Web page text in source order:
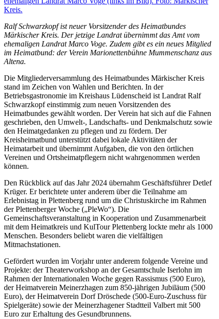
Ralf Schwarzkopf ist neuer Vorsitzender des Heimatbundes
Märkischer Kreis. Der jetzige Landrat übernimmt das Amt vom
ehemaligen Landrat Marco Voge. Zudem gibt es ein neues Mitglied
im Heimatbund: der Verein Marionettenbühne Mummenschanz aus
Altena.
Die Mitgliederversammlung des Heimatbundes Märkischer Kreis
stand im Zeichen von Wahlen und Berichten. In der
Betriebsgastronomie im Kreishaus Lüdenscheid ist Landrat Ralf
Schwarzkopf einstimmig zum neuen Vorsitzenden des
Heimatbundes gewählt worden. Der Verein hat sich auf die Fahnen
geschrieben, den Umwelt-, Landschafts- und Denkmalschutz sowie
den Heimatgedanken zu pflegen und zu fördern. Der
Kreisheimatbund unterstützt dabei lokale Aktivitäten der
Heimatarbeit und übernimmt Aufgaben, die von den örtlichen
Vereinen und Ortsheimatpflegern nicht wahrgenommen werden
können.
Den Rückblick auf das Jahr 2024 übernahm Geschäftsführer Detlef
Krüger. Er berichtete unter anderem über die Teilnahme am
Erlebnistag in Plettenberg rund um die Christuskirche im Rahmen
der Plettenberger Woche („PleWo“). Die
Gemeinschaftsveranstaltung in Kooperation und Zusammenarbeit
mit dem Heimatkreis und KulTour Plettenberg lockte mehr als 1000
Menschen. Besonders beliebt waren die vielfältigen
Mitmachstationen.
Gefördert wurden im Vorjahr unter anderem folgende Vereine und
Projekte: der Theaterworkshop an der Gesamtschule Iserlohn im
Rahmen der Internationalen Woche gegen Rassismus (500 Euro),
der Heimatverein Meinerzhagen zum 850-jährigen Jubiläum (500
Euro), der Heimatverein Dorf Dröschede (500-Euro-Zuschuss für
Spielgeräte) sowie der Meinerzhagener Stadtteil Valbert mit 500
Euro zur Erhaltung des Gesundbrunnens.